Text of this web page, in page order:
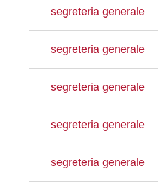
segreteria generale
segreteria generale
segreteria generale
segreteria generale
segreteria generale